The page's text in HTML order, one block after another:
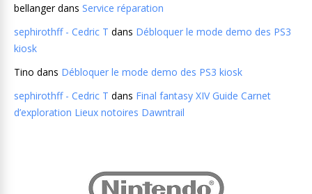
bellangerdans Service réparation
sephirothff - Cedric T dans Débloquer le mode demo des PS3
kiosk
Tino dans Débloquer le mode demo des PS3 kiosk
sephirothff - Cedric T dans Final fantasy XIV Guide Carnet
d’exploration Lieux notoires Dawntrail